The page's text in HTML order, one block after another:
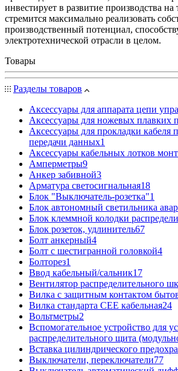
инвестирует в развитие производства
стремится максимально реализовать
производственный потенциал,
электротехнической отрасли в целом.
Товары
Разделы товаров
Аксессуары для аппарата цепи
Аксессуары для ножевых плавких
Аксессуары для прокладки кабеля
передачи данных1
Аксессуары кабельных лотков
Амперметры9
Анкер забивной3
Арматура светосигнальная18
Блок "Выключатель-розетка"1
Блок автономный светильника
Блок клеммной колодки
Блок розеток, удлинитель67
Болт анкерный4
Болт с шестигранной головкой4
Болторез1
Ввод кабельный/сальник17
Вентилятор распределительного
Вилка с защитным контактом
Вилка стандарта CEE кабельная24
Вольтметры2
Вспомогательное устройство для
распределительного щита
Вставка цилиндрического
Выключатели, переключатели77